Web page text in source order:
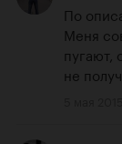
По
Меня
пугают,
не